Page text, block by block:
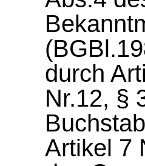
durch
Nr.12, §
Artikel 7